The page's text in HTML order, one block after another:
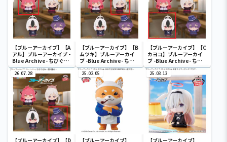
【ブルーアーカイブ】【A
アル】ブルーアーカイブ -
Blue Archive- ちびぐる
み～便利屋68～
【ブルーアーカイブ】【B
ムツキ】ブルーアーカイ
ブ -Blue Archive- ちび
ぐるみ～便利屋68～
【ブルーアーカイブ】【C
カヨコ】ブルーアーカイ
ブ -Blue Archive- ちび
ぐるみ～便利屋68～
26.07.28
【ブルーアーカイブ】【D
25.02.05
【ブルーアーカイブ】
25.03.13
【ブルーアーカイブ】